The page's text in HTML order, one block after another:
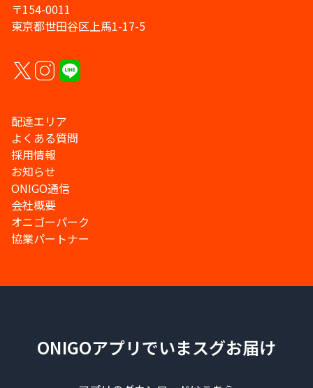
〒154-0011
東京都世田谷区上馬1-17-5
配達エリア
よくある質問
採用情報
お知らせ
ONIGO通信
会社概要
オニゴーパーク
協業パートナー
ONIGOアプリでいまスグお届け